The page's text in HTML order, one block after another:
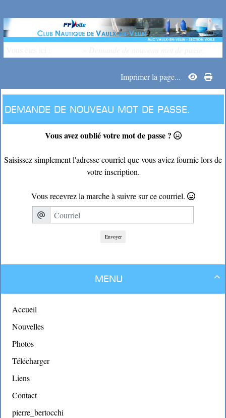
Imprimer la page...

Menu
Accueil
Nouvelles
Photos
Télécharger
Liens
Contact
pierre_bertocchi
Demande de nouveau mot de passe.
Vous avez oublié votre mot de passe ?
Saisissez simplement l'adresse courriel que vous aviez fournie lors de
votre inscription.
Vous recevrez la marche à suivre sur ce courriel.
Envoyer